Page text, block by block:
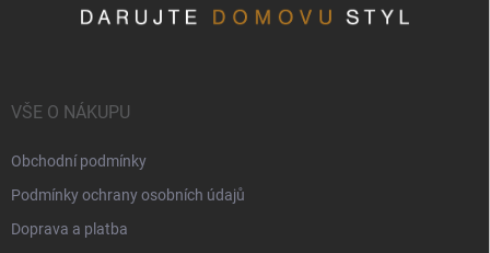
VŠE O NÁKUPU
Obchodní podmínky
Podmínky ochrany osobních údajů
Doprava a platba